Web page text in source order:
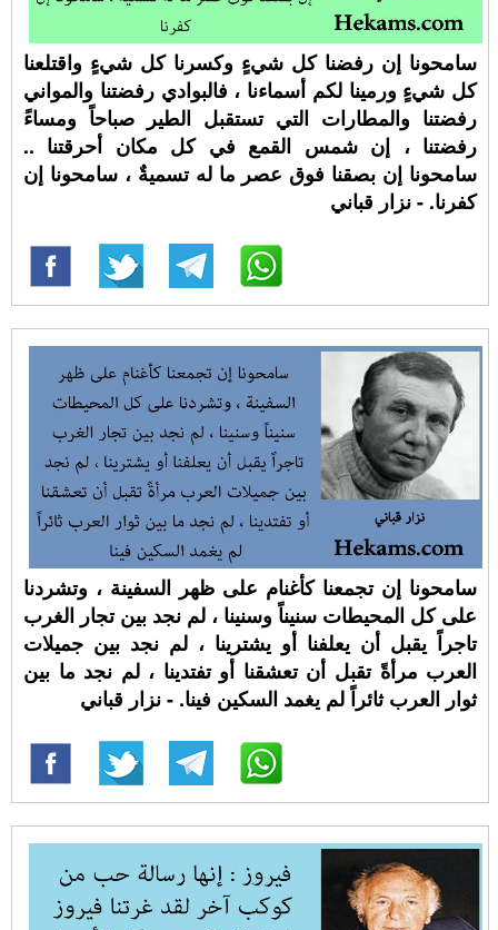
سامحونا إن رفضنا كل شيءٍ وكسرنا كل شيءٍ واقتلعنا
كل شيءٍ ورمينا لكم أسماءنا ، فالبوادي رفضتنا والمواني
رفضتنا والمطارات التي تستقبل الطير صباحاً ومساءً
رفضتنا ، إن شمس القمع في كل مكان أحرقتنا ..
سامحونا إن بصقنا فوق عصر ما له تسميةٌ ، سامحونا إن
كفرنا. - نزار قباني
سامحونا إن تجمعنا كأغنام على ظهر السفينة ، وتشردنا
على كل المحيطات سنيناً وسنينا ، لم نجد بين تجار الغرب
تاجراً يقبل أن يعلفنا أو يشترينا ، لم نجد بين جميلات
العرب مرأةً تقبل أن تعشقنا أو تفتدينا ، لم نجد ما بين
ثوار العرب ثائراً لم يغمد السكين فينا. - نزار قباني